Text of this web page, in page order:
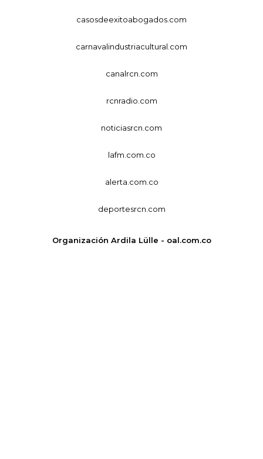
casosdeexitoabogados.com
carnavalindustriacultural.com
canalrcn.com
rcnradio.com
noticiasrcn.com
lafm.com.co
alerta.com.co
deportesrcn.com
Organización Ardila Lülle - oal.com.co